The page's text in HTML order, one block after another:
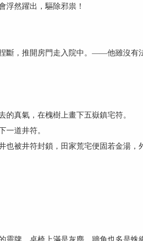
然躍出，驅除邪祟！
，推開房門走入院中。——他雖沒有法
真氣，在槐樹上畫下五嶽鎮宅符。
道井符。
被井符封鎖，田家荒宅便固若金湯，